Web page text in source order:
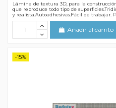
Lámina de textura 3D, para la
que reproduce todo tipo de
y realista.Autoadhesivas.Fácil de trabajar.
Añadir al carrito
-15%